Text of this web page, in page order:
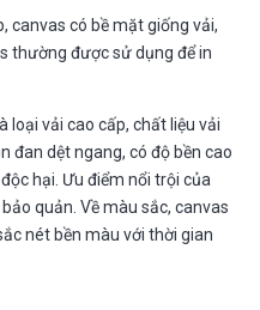
canvas có bề mặt giống vải,
thường được sử dụng để in
loại vải cao cấp, chất liệu vải
đan dệt ngang, có độ bền cao
hại. Ưu điểm nổi trội của
quản. Về màu sắc, canvas
nét bền màu với thời gian